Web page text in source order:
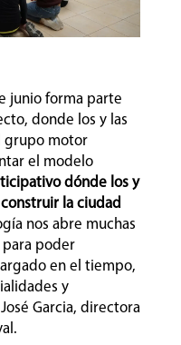
junio forma parte
donde los y las
grupo motor
el modelo
dónde los y
la ciudad
nos abre muchas
poder
en el tiempo,
y
Garcia, directora